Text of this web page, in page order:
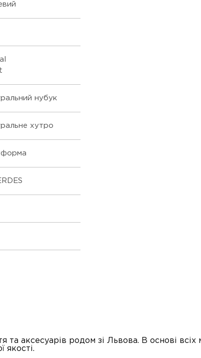
нубук
хутро
та аксесуарів родом зі Львова. В основі
якості.